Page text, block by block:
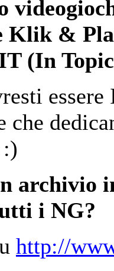
Klik &
(In
essere
che
archivio
i NG?
http://